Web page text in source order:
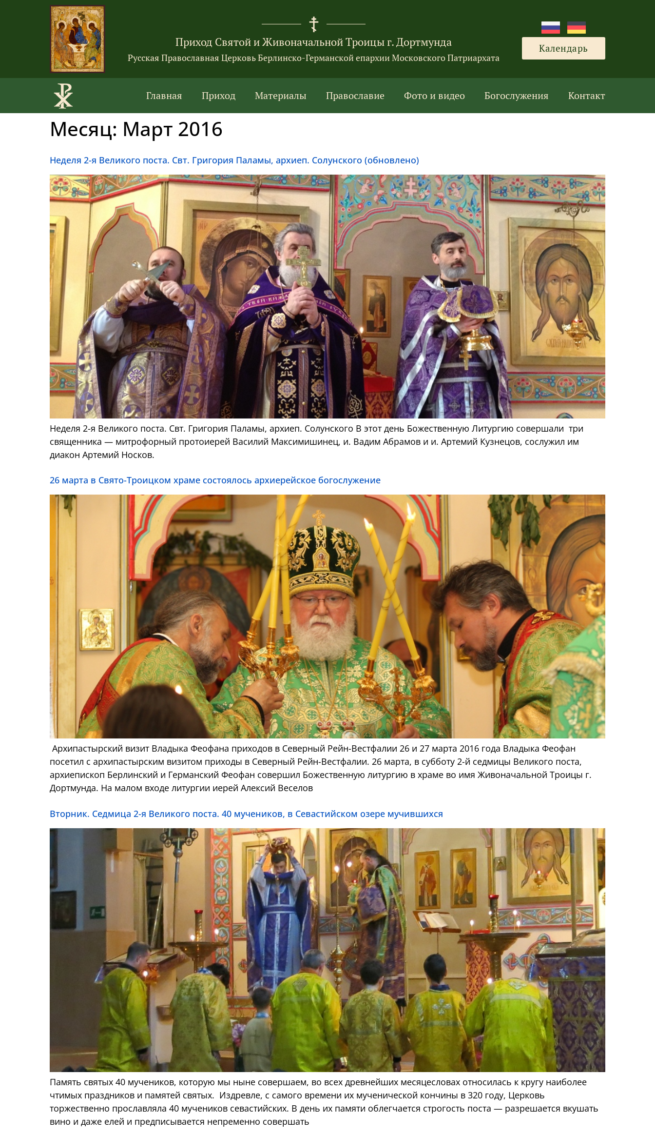
Приход Святой и Живоначальной Троицы г. Дортмунда
Русская Православная Церковь Берлинско-Германской епархии Московского Патриархата
Календарь
Главная Приход Материалы Православие Фото и видео Богослужения Контакт
Месяц: Март 2016
Неделя 2-я Великого поста. Свт. Григория Паламы, архиеп. Солунского (обновлено)
Неделя 2-я Великого поста. Свт. Григория Паламы, архиеп. Солунского В этот день Божественную Литургию совершали три
священника — митрофорный протоиерей Василий Максимишинец, и. Вадим Абрамов и и. Артемий Кузнецов, сослужил им
диакон Артемий Носков.
26 марта в Свято-Троицком храме состоялось архиерейское богослужение
Архипастырский визит Владыка Феофана приходов в Северный Рейн-Вестфалии 26 и 27 марта 2016 года Владыка Феофан
посетил с архипастырским визитом приходы в Северный Рейн-Вестфалии. 26 марта, в субботу 2-й седмицы Великого поста,
архиепископ Берлинский и Германский Феофан совершил Божественную литургию в храме во имя Живоначальной Троицы г.
Дортмунда. На малом входе литургии иерей Алексий Веселов
Вторник. Седмица 2-я Великого поста. 40 мучеников, в Севастийском озере мучившихся
Память святых 40 мучеников, которую мы ныне совершаем, во всех древнейших месяцесловах относилась к кругу наиболее
чтимых праздников и памятей святых. Издревле, с самого времени их мученической кончины в 320 году, Церковь
торжественно прославляла 40 мучеников севастийских. В день их памяти облегчается строгость поста — разрешается вкушать
вино и даже елей и предписывается непременно совершать